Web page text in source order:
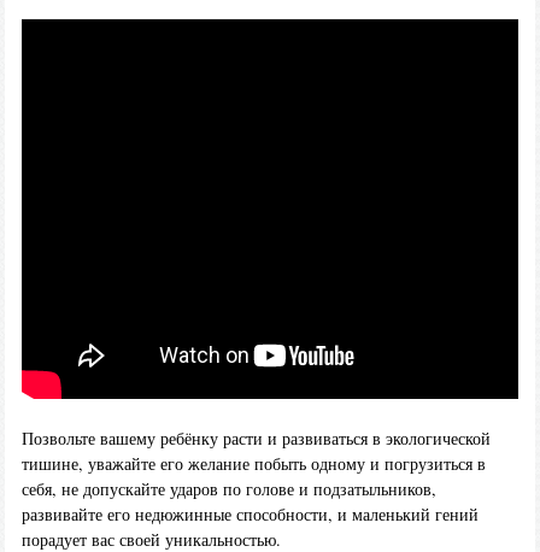
Позвольте вашему ребёнку расти и развиваться в экологической
тишине, уважайте его желание побыть одному и погрузиться в
себя, не допускайте ударов по голове и подзатыльников,
развивайте его недюжинные способности, и маленький гений
порадует вас своей уникальностью.